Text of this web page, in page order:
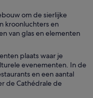
om de sierlijke
kroonluchters en
van glas en elementen
plaats waar je
evenementen. In de
en een aantal
de Cathédrale de